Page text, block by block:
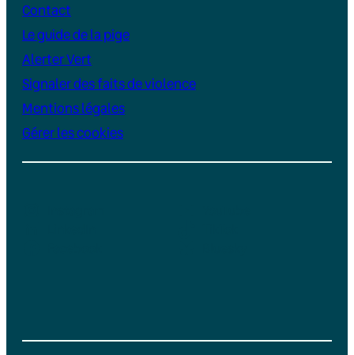
Contact
Le guide de la pige
Alerter Vert
Signaler des faits de violence
Mentions légales
Gérer les cookies